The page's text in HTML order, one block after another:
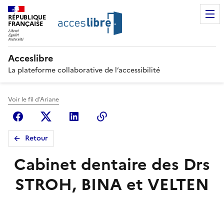
RÉPUBLIQUE
FRANÇAISE
Acceslibre
La plateforme collaborative de l’accessibilité
Voir le fil d'Ariane
FacebookX (anciennement Twitter)
Linkedin
Retour
Cabinet dentaire des Drs
STROH, BINA et VELTEN